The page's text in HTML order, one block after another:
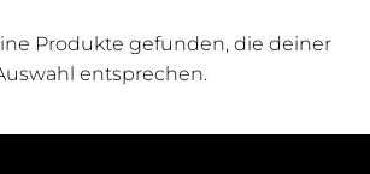
Produkte gefunden, die deiner
entsprechen.